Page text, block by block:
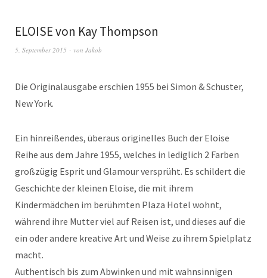
ELOISE von Kay Thompson
5. September 2015 von Jakob
Die Originalausgabe erschien 1955 bei Simon & Schuster,
New York.
Ein hinreißendes, überaus originelles Buch der Eloise
Reihe aus dem Jahre 1955, welches in lediglich 2 Farben
großzügig Esprit und Glamour versprüht. Es schildert die
Geschichte der kleinen Eloise, die mit ihrem
Kindermädchen im berühmten Plaza Hotel wohnt,
während ihre Mutter viel auf Reisen ist, und dieses auf die
ein oder andere kreative Art und Weise zu ihrem Spielplatz
macht.
Authentisch bis zum Abwinken und mit wahnsinnigen